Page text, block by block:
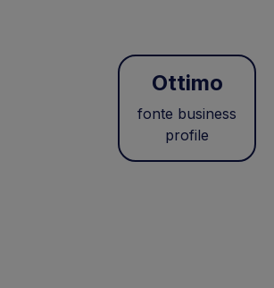
Ottimo
fonte business
profile